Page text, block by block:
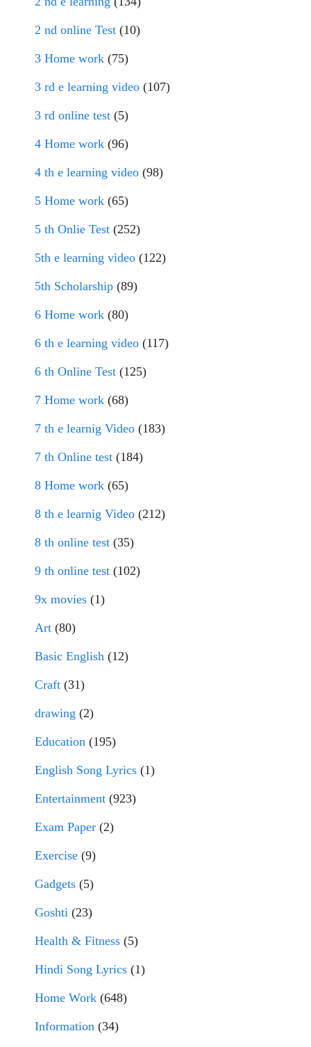
2 nd online Test (10)
3 Home work (75)
3 rd e learning video (107)
3 rd online test (5)
4 Home work (96)
4 th e learning video (98)
5 Home work (65)
5 th Onlie Test (252)
5th e learning video (122)
5th Scholarship (89)
6 Home work (80)
6 th e learning video (117)
6 th Online Test (125)
7 Home work (68)
7 th e learnig Video (183)
7 th Online test (184)
8 Home work (65)
8 th e learnig Video (212)
8 th online test (35)
9 th online test (102)
9x movies (1)
Art (80)
Basic English (12)
Craft (31)
drawing (2)
Education (195)
English Song Lyrics (1)
Entertainment (923)
Exam Paper (2)
Exercise (9)
Gadgets (5)
Goshti (23)
Health & Fitness (5)
Hindi Song Lyrics (1)
Home Work (648)
Information (34)